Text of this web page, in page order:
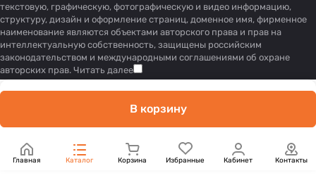
текстовую, графическую, фотографическую и видео информацию,
структуру, дизайн и оформление страниц, доменное имя, фирменное
наименование являются объектами авторского права и прав на
интеллектуальную собственность, защищены российским
законодательством и международными соглашениями об охране
авторских прав. Читать далее
В корзину
Главная Каталог Корзина Избранные Кабинет Контакты